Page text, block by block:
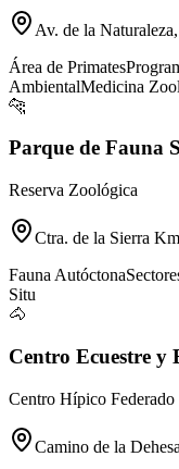
Av. de la
Área de Primates
AmbientalMedicina
🐆
Parque de Fauna
Reserva Zoológica
Ctra. de la Sierra
Fauna Autóctona
Situ
🐴
Centro Ecuestre y
Centro Hípico Federado
Camino de la